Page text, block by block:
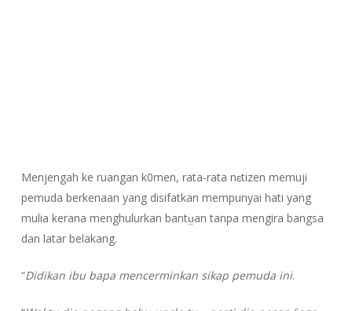
Menjengah ke ruangan k0men, rata-rata nɛtizen memuji
pemuda berkenaan yang disifatkan mempunyai hati yang
mulia kerana menghulurkan bantṳan tanpa mengira bangsa
dan latar belakang.
“Didikan ibu bapa mencerminkan sikap pemuda ini.